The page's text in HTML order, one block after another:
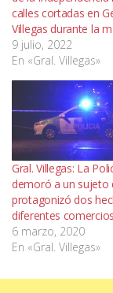
calles cortadas en
Villegas durante la
9 julio, 2022
En «Gral. Villegas»
Gral. Villegas: La
demoró a un sujeto
protagonizó dos
diferentes comercios
6 marzo, 2020
En «Gral. Villegas»